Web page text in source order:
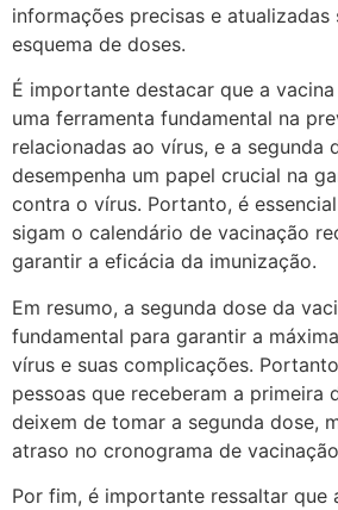
informações precisas e atualizadas
esquema de doses.
É importante destacar que a
uma ferramenta fundamental na
relacionadas ao vírus, e a segunda
desempenha um papel crucial na
contra o vírus. Portanto, é
sigam o calendário de vacinação
garantir a eficácia da imunização.
Em resumo, a segunda dose da
fundamental para garantir a
vírus e suas complicações.
pessoas que receberam a primeira
deixem de tomar a segunda dose,
atraso no cronograma de
Por fim, é importante ressaltar que